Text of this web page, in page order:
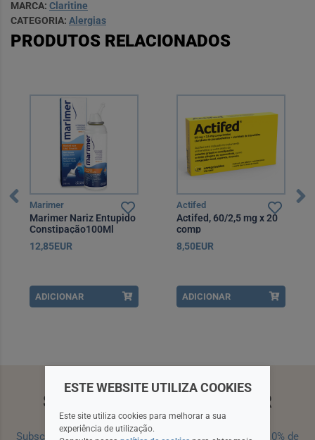
MARCA: Claritine
CATEGORIA: Alergias
PRODUTOS RELACIONADOS
Marimer
Marimer Nariz Entupido
Constipação100Ml
12,85EUR
ADICIONAR
Actifed
Actifed, 60/2,5 mg x 20
comp
8,50EUR
ADICIONAR
SUBSCREVA A NEWSLETTER
Subscreva a nossa newsletter e receba um cupão de 10% de
ESTE WEBSITE UTILIZA COOKIES
Este site utiliza cookies para melhorar a sua
experiência de utilização.